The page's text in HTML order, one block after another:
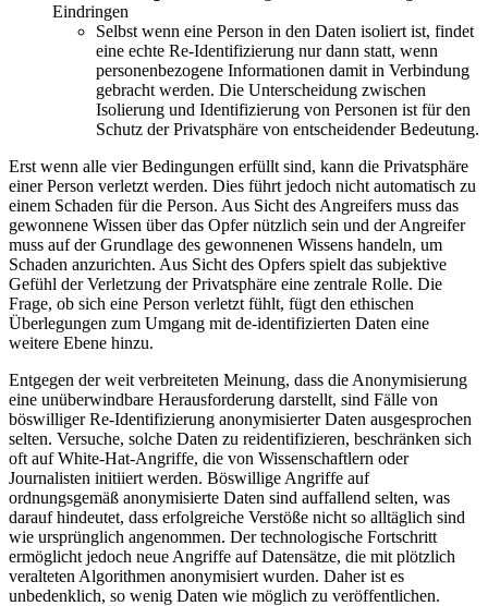
Eindringen
Selbst wenn eine Person in den Daten isoliert ist, findet
eine echte Re-Identifizierung nur dann statt, wenn
personenbezogene Informationen damit in Verbindung
gebracht werden. Die Unterscheidung zwischen
Isolierung und Identifizierung von Personen ist für den
Schutz der Privatsphäre von entscheidender Bedeutung.
Erst wenn alle vier Bedingungen erfüllt sind, kann die Privatsphäre
einer Person verletzt werden. Dies führt jedoch nicht automatisch zu
einem Schaden für die Person. Aus Sicht des Angreifers muss das
gewonnene Wissen über das Opfer nützlich sein und der Angreifer
muss auf der Grundlage des gewonnenen Wissens handeln, um
Schaden anzurichten. Aus Sicht des Opfers spielt das subjektive
Gefühl der Verletzung der Privatsphäre eine zentrale Rolle. Die
Frage, ob sich eine Person verletzt fühlt, fügt den ethischen
Überlegungen zum Umgang mit de-identifizierten Daten eine
weitere Ebene hinzu.
Entgegen der weit verbreiteten Meinung, dass die Anonymisierung
eine unüberwindbare Herausforderung darstellt, sind Fälle von
böswilliger Re-Identifizierung anonymisierter Daten ausgesprochen
selten. Versuche, solche Daten zu reidentifizieren, beschränken sich
oft auf White-Hat-Angriffe, die von Wissenschaftlern oder
Journalisten initiiert werden. Böswillige Angriffe auf
ordnungsgemäß anonymisierte Daten sind auffallend selten, was
darauf hindeutet, dass erfolgreiche Verstöße nicht so alltäglich sind
wie ursprünglich angenommen. Der technologische Fortschritt
ermöglicht jedoch neue Angriffe auf Datensätze, die mit plötzlich
veralteten Algorithmen anonymisiert wurden. Daher ist es
unbedenklich, so wenig Daten wie möglich zu veröffentlichen.